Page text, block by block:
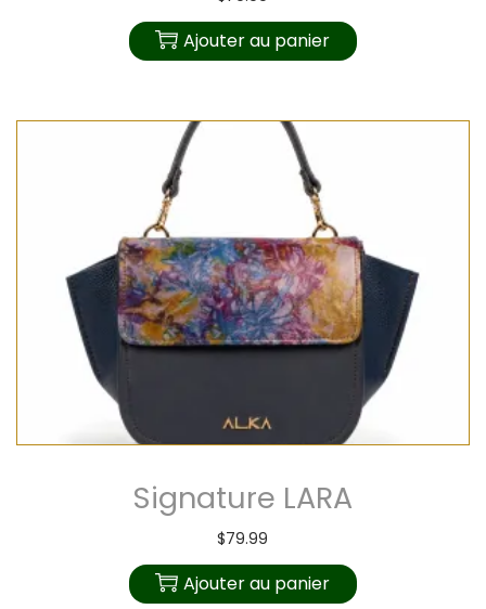
Ajouter au panier
Signature LARA
$79.99
Ajouter au panier